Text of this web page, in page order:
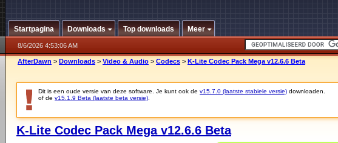
Startpagina Downloads Top downloads Meer
8/6/2026 4:53:06 AM
AfterDawn > Downloads > Video & Audio > Codecs > K-Lite Codec Pack Mega v12.6.6 Beta
Dit is een oude versie van deze software. Je kunt ook de v15.7.0 (laatste stabiele versie) downloaden.
of de v15.1.9 Beta (laatste beta versie)
K-Lite Codec Pack Mega v12.6.6 Beta